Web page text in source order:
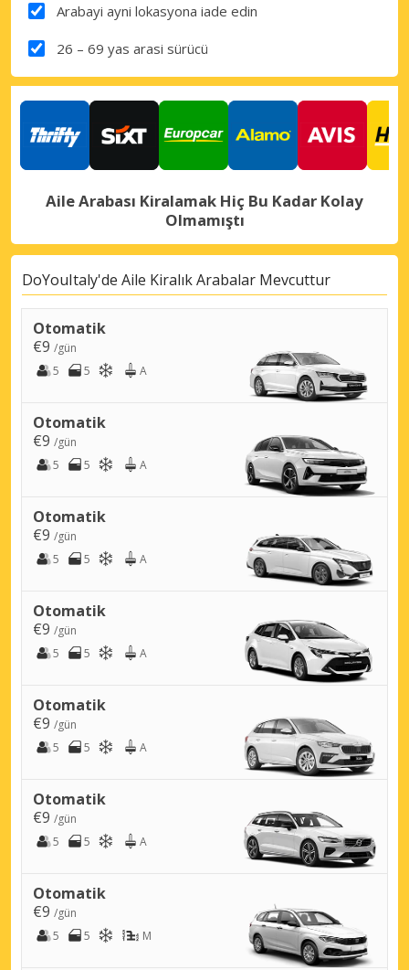
Arabayi ayni lokasyona iade edin
26 – 69 yas arasi sürücü
Aile Arabası Kiralamak Hiç Bu Kadar Kolay
Olmamıştı
DoYouItaly'de Aile Kiralık Arabalar Mevcuttur
Otomatik
€9 /gün
5
5 A
Otomatik
€9 /gün
5
5 A
Otomatik
€9 /gün
5
5 A
Otomatik
€9 /gün
5
5 A
Otomatik
€9 /gün
5
5 A
Otomatik
€9 /gün
5
5 A
Otomatik
€9 /gün
5
5 M